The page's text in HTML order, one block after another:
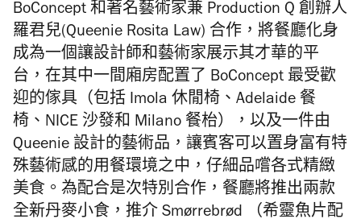
BoConcept 和著名藝術家兼 Production Q 創辦人
羅君兒(Queenie Rosita Law) 合作，將餐廳化身
成為一個讓設計師和藝術家展示其才華的平
台，在其中一間廂房配置了 BoConcept 最受歡
迎的傢具（包括 Imola 休閒椅、Adelaide 餐
椅、NICE 沙發和 Milano 餐枱），以及一件由
Queenie 設計的藝術品，讓賓客可以置身富有特
殊藝術感的用餐環境之中，仔細品嚐各式精緻
美食。為配合是次特別合作，餐廳將推出兩款
全新丹麥小食，推介 Smørrebrød （希靈魚片配